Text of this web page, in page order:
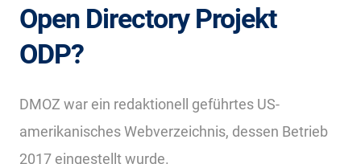
Open Directory Projekt
ODP?
DMOZ war ein redaktionell geführtes US-
amerikanisches Webverzeichnis, dessen Betrieb
2017 eingestellt wurde.